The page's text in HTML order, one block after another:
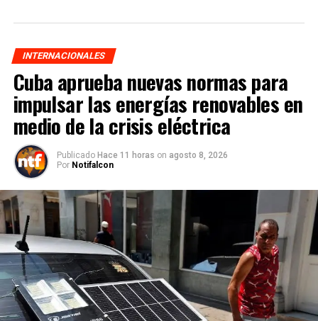
INTERNACIONALES
Cuba aprueba nuevas normas para
impulsar las energías renovables en
medio de la crisis eléctrica
Publicado Hace 11 horas on agosto 8, 2026
Por Notifalcon